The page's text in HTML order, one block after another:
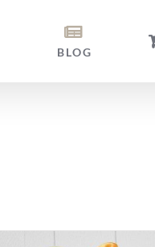
BLOG